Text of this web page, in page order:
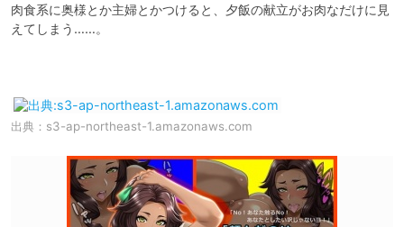
肉食系に奥様とか主婦とかつけると、夕飯の献立がお肉なだけに見
えてしまう……。
出典： s3-ap-northeast-1.amazonaws.com